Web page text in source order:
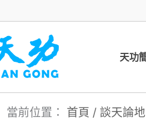
天功
當前位置： 首頁 / 談天論地